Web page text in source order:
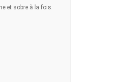
et sobre à la fois.